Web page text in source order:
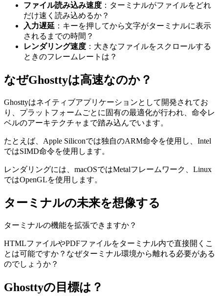
ファイル読み込み速度 ：ターミナルがファイルをどれ
だけ速く読み込めるか？
入力遅延 ：キーを押してから文字がターミナルに表示
されるまでの時間？
レンダリング速度 ：大きなファイルをスクロールする
ときのフレームレートは？
なぜGhosttyは高速なのか？
Ghosttyはネイティブアプリケーションとして開発されてお
り、プラットフォームごとに固有の最適化が行われ、命令レ
ベルのアーキテクチャまで踏み込んでいます。
たとえば、Apple Siliconでは独自のARM命令を使用し、Intel
ではSIMD命令を使用します。
レンダリングには、macOSではMetalフレームワーク、Linux
ではOpenGLを使用します。
ターミナルの未来を想像する
ターミナルの機能を拡張できますか？
HTMLファイルやPDFファイルをターミナル内で直接開くこ
とは可能ですか？なぜターミナル環境から離れる必要がある
のでしょうか？
Ghosttyの目標は？